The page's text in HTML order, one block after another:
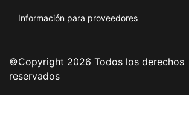
Información para proveedores
©Copyright 2026 Todos los derechos
reservados